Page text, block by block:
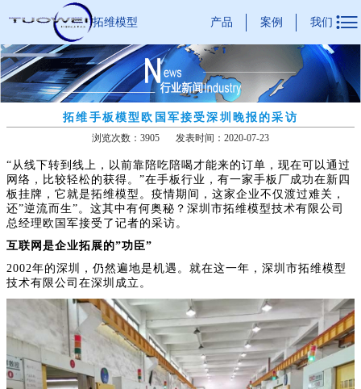
拓维模型 产品 案例 我们 
拓维手板模型欧国军接受深圳晚报的采访
浏览次数：3905 发表时间：2020-07-23
“从线下转到线上，以前靠陪吃陪喝才能来的订单，现在可以通过
网络，比较轻松的获得。”在手板行业，有一家手板厂成功在新四
板挂牌，它就是拓维模型。疫情期间，这家企业不仅渡过难关，
还”逆流而生”。这其中有何奥秘？深圳市拓维模型技术有限公司
总经理欧国军接受了记者的采访。
互联网是企业拓展的”功臣”
2002年的深圳，仍然遍地是机遇。就在这一年，深圳市拓维模型
技术有限公司在深圳成立。